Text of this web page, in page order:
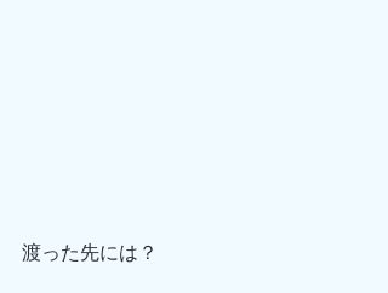
渡った先には？